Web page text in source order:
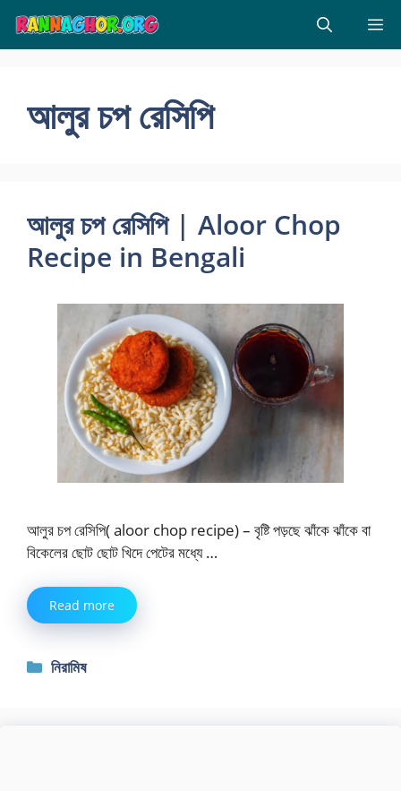
Skip
content
আলুর চপ রেসিপি
আলুর চপ রেসিপি | Aloor Chop
Recipe in Bengali
আলুর চপ রেসিপি( aloor chop recipe) – বৃষ্টি পড়ছে ঝাঁকে ঝাঁকে বা
বিকেলের ছোট ছোট খিদে পেটের মধ্যে …
Read more
Categories
নিরামিষ